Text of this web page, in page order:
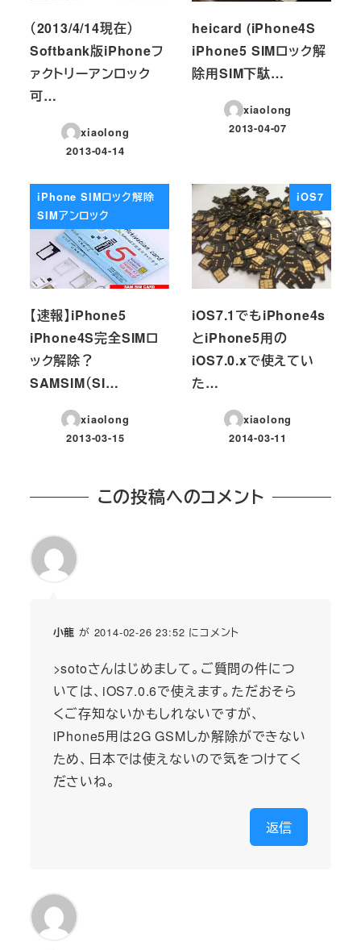
（2013/4/14現在）
Softbank版iPhoneフ
ァクトリーアンロック
可…
xiaolong
投稿日
2013-04-14
heicard (iPhone4S
iPhone5 SIMロック解
除用SIM下駄…
xiaolong
投稿日
2013-04-07
iPhone SIMロック解除
SIMアンロック
【速報】iPhone5
iPhone4S完全SIMロ
ック解除？
SAMSIM（SI…
xiaolong
投稿日
2013-03-15
iOS7
iOS7.1でもiPhone4s
とiPhone5用の
iOS7.0.xで使えてい
た…
xiaolong
投稿日
2014-03-11
この投稿へのコメント
小龍 が 2014-02-26 23:52 にコメント
>sotoさんはじめまして。ご質問の件につ
いては、iOS7.0.6で使えます。ただおそら
くご存知ないかもしれないですが、
iPhone5用は2G GSMしか解除ができない
ため、日本では使えないので気をつけてく
ださいね。
返信